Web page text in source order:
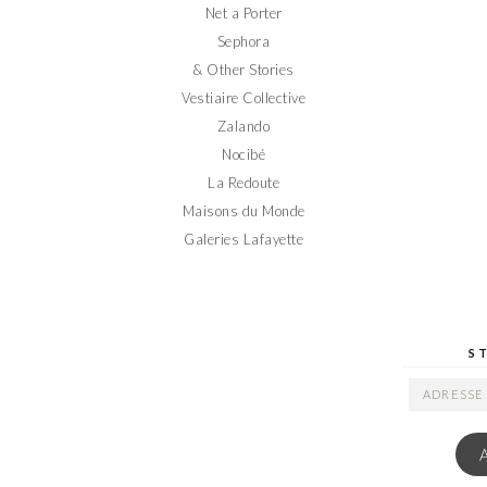
Net a Porter
Sephora
& Other Stories
Vestiaire Collective
Zalando
Nocibé
La Redoute
Maisons du Monde
Galeries Lafayette
ADRESSE